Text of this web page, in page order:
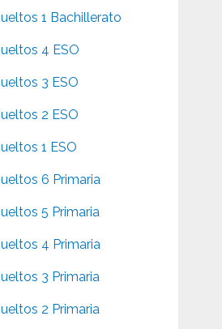
1 Bachillerato
4 ESO
3 ESO
2 ESO
1 ESO
6 Primaria
5 Primaria
4 Primaria
3 Primaria
2 Primaria